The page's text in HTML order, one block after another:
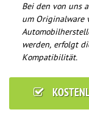
Bei den von uns
um Originalware
werden, erfolgt
Kompatibilität.